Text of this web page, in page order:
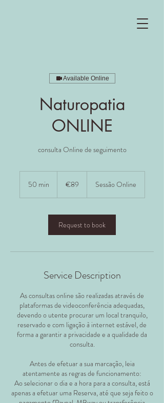
Available Online
Naturopatia
ONLINE
consulta Online de seguimento
50 min
i
€89 Sessão Online
Request to book
Service Description
As consultas online são realizadas através de
plataformas de videoconferência adequadas,
devendo o utente procurar um local tranquilo,
reservado e com ligação à internet estável, de
forma a garantir a privacidade e a qualidade da
consulta.
Antes de efetuar a sua marcação, leia
atentamente as regras de funcionamento:
Ao selecionar o dia e a hora para a consulta, está
apenas a efetuar uma Reserva, até que seja feito o